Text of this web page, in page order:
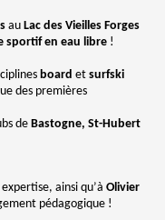
au Lac des Vieilles Forges
sportif en eau libre !
board et surfski
des premières
de Bastogne, St-Hubert
ainsi qu’à Olivier
pédagogique !